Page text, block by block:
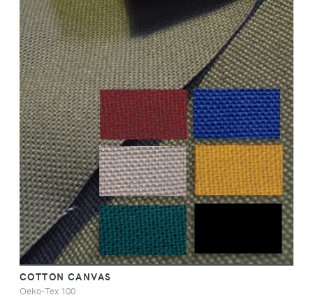
COTTON CANVAS
Oeko-Tex 100